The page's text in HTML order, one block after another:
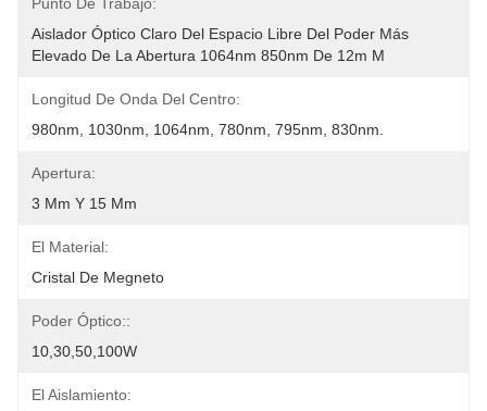
Aislador Óptico Claro Del Espacio Libre Del Poder Más
Elevado De La Abertura 1064nm 850nm De 12m M
Longitud De Onda Del Centro:
980nm, 1030nm, 1064nm, 780nm, 795nm, 830nm.
Apertura:
3 Mm Y 15 Mm
El Material:
Cristal De Megneto
Poder Óptico::
10,30,50,100W
El Aislamiento: